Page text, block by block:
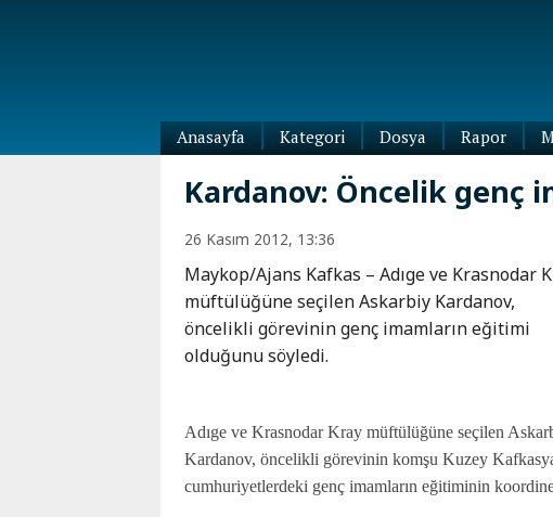
Anasayfa
Kategori
Dünya
Abhazya
Adıgey
Çeçenya
Dağıstan
Güney
Kabardey-
Balkar
Kafkas-
Ötesi
Azerbaycan
Ermenistan
Gürcistan
Dosya Rapor
Kardanov: Öncelik genç
26 Kasım 2012, 13:36
Maykop/Ajans Kafkas – Adıge ve Krasnodar
müftülüğüne seçilen Askarbiy Kardanov,
öncelikli görevinin genç imamların eğitimi
olduğunu söyledi.
Adıge ve Krasnodar Kray müftülüğüne seçilen
Kardanov, öncelikli görevinin komşu Kuzey
cumhuriyetlerdeki genç imamların eğitiminin